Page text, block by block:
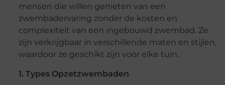
mensen die willen genieten van een
zwembadervaring zonder de kosten en
complexiteit van een ingebouwd zwembad. Ze
zijn verkrijgbaar in verschillende maten en stijlen,
waardoor ze geschikt zijn voor elke tuin.
1. Types Opzetzwembaden